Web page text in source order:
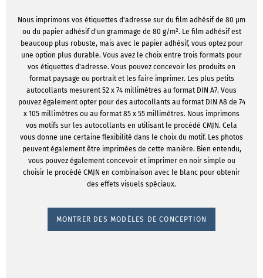
Nous imprimons vos étiquettes d'adresse sur du film adhésif de 80 μm
ou du papier adhésif d'un grammage de 80 g/m². Le film adhésif est
beaucoup plus robuste, mais avec le papier adhésif, vous optez pour
une option plus durable. Vous avez le choix entre trois formats pour
vos étiquettes d'adresse. Vous pouvez concevoir les produits en
format paysage ou portrait et les faire imprimer. Les plus petits
autocollants mesurent 52 x 74 millimètres au format DIN A7. Vous
pouvez également opter pour des autocollants au format DIN A8 de 74
x 105 millimètres ou au format 85 x 55 millimètres. Nous imprimons
vos motifs sur les autocollants en utilisant le procédé CMJN. Cela
vous donne une certaine flexibilité dans le choix du motif. Les photos
peuvent également être imprimées de cette manière. Bien entendu,
vous pouvez également concevoir et imprimer en noir simple ou
choisir le procédé CMJN en combinaison avec le blanc pour obtenir
des effets visuels spéciaux.
MONTRER DES MODÈLES DE CONCEPTION